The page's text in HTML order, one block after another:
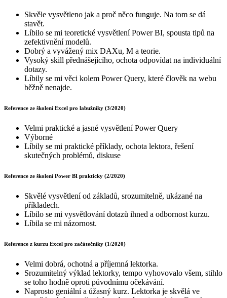
Skvěle vysvětleno jak a proč něco funguje. Na tom se dá
stavět.
Líbilo se mi teoretické vysvětlení Power BI, spousta tipů na
zefektivnění modelů.
Dobrý a vyvážený mix DAXu, M a teorie.
Vysoký skill přednášejícího, ochota odpovídat na individuální
dotazy.
Líbily se mi věci kolem Power Query, které člověk na webu
běžně nenajde.
Reference ze školení Excel pro labužníky (3/2020)
Velmi praktické a jasné vysvětlení Power Query
Výborné
Líbily se mi praktické příklady, ochota lektora, řešení
skutečných problémů, diskuse
Reference ze školení Power BI prakticky (2/2020)
Skvělé vysvětlení od základů, srozumitelně, ukázané na
příkladech.
Líbilo se mi vysvětlování dotazů ihned a odbornost kurzu.
Líbila se mi názornost.
Reference z kurzu Excel pro začátečníky (1/2020)
Velmi dobrá, ochotná a příjemná lektorka.
Srozumitelný výklad lektorky, tempo vyhovovalo všem, stihlo
se toho hodně oproti původnímu očekávání.
Naprosto geniální a úžasný kurz. Lektorka je skvělá ve